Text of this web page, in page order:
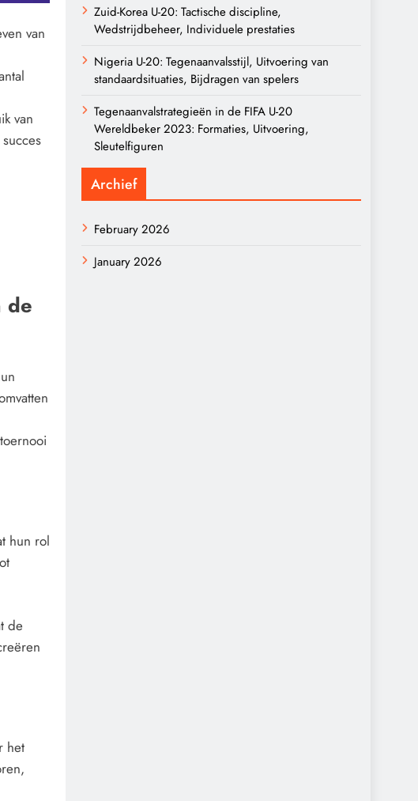
van
van
de
hun rol
de
het
Zuid-Korea U-20: Tactische discipline,
Wedstrijdbeheer, Individuele prestaties
Nigeria U-20: Tegenaanvalsstijl, Uitvoering van
standaardsituaties, Bijdragen van spelers
Tegenaanvalstrategieën in de FIFA U-20
Wereldbeker 2023: Formaties, Uitvoering,
Sleutelfiguren
Archief
February 2026
January 2026